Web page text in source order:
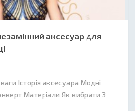
аксесуар для
Історія аксесуара Модні
Матеріали Як вибрати З